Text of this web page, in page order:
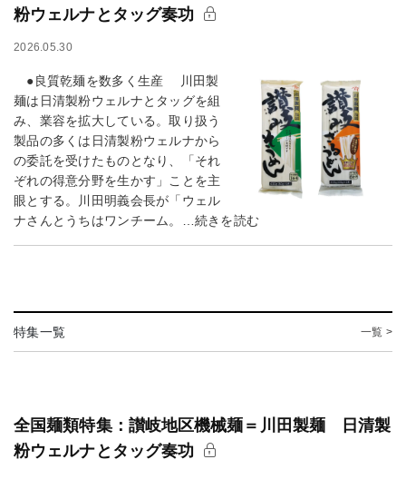
粉ウェルナとタッグ奏功
2026.05.30
●良質乾麺を数多く生産 川田製
麺は日清製粉ウェルナとタッグを組
み、業容を拡大している。取り扱う
製品の多くは日清製粉ウェルナから
の委託を受けたものとなり、「それ
ぞれの得意分野を生かす」ことを主
眼とする。川田明義会長が「ウェル
ナさんとうちはワンチーム。…続きを読む
特集一覧 一覧 >
全国麺類特集：讃岐地区機械麺＝川田製麺 日清製
粉ウェルナとタッグ奏功